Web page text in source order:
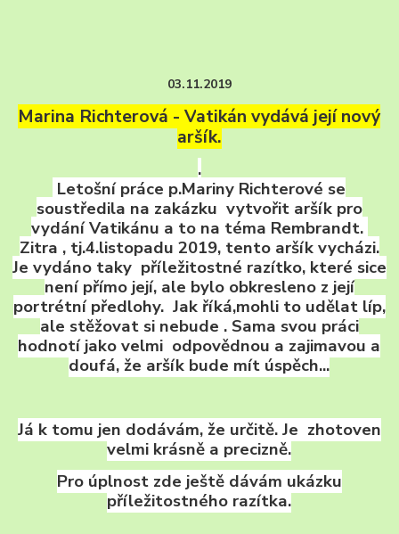
03.11.2019
Marina Richterová - Vatikán vydává její nový
aršík.
.
Letošní práce p.Mariny Richterové se
soustředila na zakázku vytvořit aršík pro
vydání Vatikánu a to na téma Rembrandt.
Zitra , tj.4.listopadu 2019, tento aršík vycházi.
Je vydáno taky příležitostné razítko, které sice
není přímo její, ale bylo obkresleno z její
portrétní předlohy. Jak říká,mohli to udělat líp,
ale stěžovat si nebude . Sama svou práci
hodnotí jako velmi odpovědnou a zajimavou a
doufá, že aršík bude mít úspěch...
Já k tomu jen dodávám, že určitě. Je zhotoven
velmi krásně a precizně.
Pro úplnost zde ještě dávám ukázku
příležitostného razítka.